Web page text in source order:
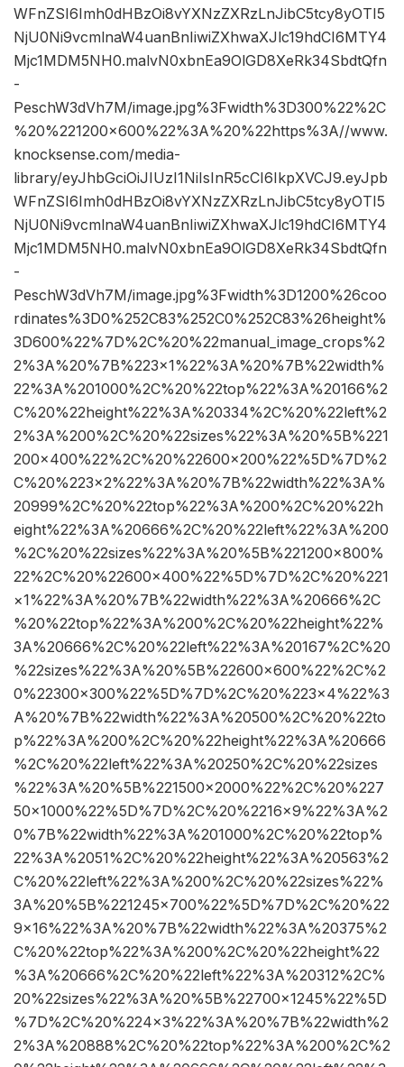
WFnZSI6Imh0dHBzOi8vYXNzZXRzLnJibC5tcy8yOTI5
NjU0Ni9vcmlnaW4uanBnIiwiZXhwaXJlc19hdCI6MTY4
Mjc1MDM5NH0.malvN0xbnEa9OlGD8XeRk34SbdtQfn
-
PeschW3dVh7M/image.jpg%3Fwidth%3D300%22%2C
%20%221200×600%22%3A%20%22https%3A//www.
knocksense.com/media-
library/eyJhbGciOiJIUzI1NiIsInR5cCI6IkpXVCJ9.eyJpb
WFnZSI6Imh0dHBzOi8vYXNzZXRzLnJibC5tcy8yOTI5
NjU0Ni9vcmlnaW4uanBnIiwiZXhwaXJlc19hdCI6MTY4
Mjc1MDM5NH0.malvN0xbnEa9OlGD8XeRk34SbdtQfn
-
PeschW3dVh7M/image.jpg%3Fwidth%3D1200%26coo
rdinates%3D0%252C83%252C0%252C83%26height%
3D600%22%7D%2C%20%22manual_image_crops%2
2%3A%20%7B%223×1%22%3A%20%7B%22width%
22%3A%201000%2C%20%22top%22%3A%20166%2
C%20%22height%22%3A%20334%2C%20%22left%2
2%3A%200%2C%20%22sizes%22%3A%20%5B%221
200×400%22%2C%20%22600×200%22%5D%7D%2
C%20%223×2%22%3A%20%7B%22width%22%3A%
20999%2C%20%22top%22%3A%200%2C%20%22h
eight%22%3A%20666%2C%20%22left%22%3A%200
%2C%20%22sizes%22%3A%20%5B%221200×800%
22%2C%20%22600×400%22%5D%7D%2C%20%221
×1%22%3A%20%7B%22width%22%3A%20666%2C
%20%22top%22%3A%200%2C%20%22height%22%
3A%20666%2C%20%22left%22%3A%20167%2C%20
%22sizes%22%3A%20%5B%22600×600%22%2C%2
0%22300×300%22%5D%7D%2C%20%223×4%22%3
A%20%7B%22width%22%3A%20500%2C%20%22to
p%22%3A%200%2C%20%22height%22%3A%20666
%2C%20%22left%22%3A%20250%2C%20%22sizes
%22%3A%20%5B%221500×2000%22%2C%20%227
50×1000%22%5D%7D%2C%20%2216×9%22%3A%2
0%7B%22width%22%3A%201000%2C%20%22top%
22%3A%2051%2C%20%22height%22%3A%20563%2
C%20%22left%22%3A%200%2C%20%22sizes%22%
3A%20%5B%221245×700%22%5D%7D%2C%20%22
9×16%22%3A%20%7B%22width%22%3A%20375%2
C%20%22top%22%3A%200%2C%20%22height%22
%3A%20666%2C%20%22left%22%3A%20312%2C%
20%22sizes%22%3A%20%5B%22700×1245%22%5D
%7D%2C%20%224×3%22%3A%20%7B%22width%2
2%3A%20888%2C%20%22top%22%3A%200%2C%2